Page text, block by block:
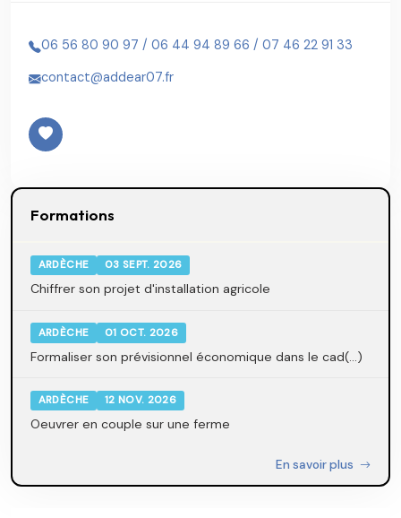
06 56 80 90 97 / 06 44 94 89 66 / 07 46 22 91 33
contact@addear07.fr
Formations
ARDÈCHE 03 SEPT. 2026
Chiffrer son projet d'installation agricole
ARDÈCHE 01 OCT. 2026
Formaliser son prévisionnel économique dans le cad(...)
ARDÈCHE 12 NOV. 2026
Oeuvrer en couple sur une ferme
En savoir plus